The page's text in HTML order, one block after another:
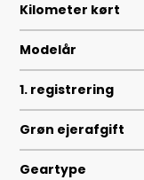
Kilometer kørt
Modelår
1. registrering
Grøn ejerafgift
Geartype